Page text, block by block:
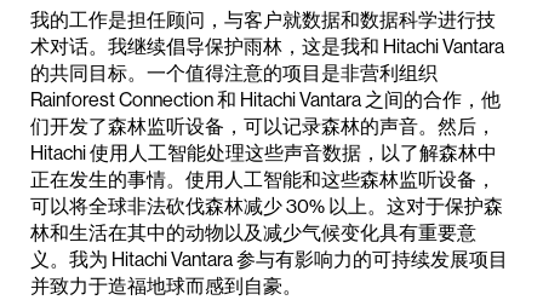
我的工作是担任顾问，与客户就数据和数据科学进行技
术对话。我继续倡导保护雨林，这是我和 Hitachi Vantara
的共同目标。一个值得注意的项目是非营利组织
Rainforest Connection 和 Hitachi Vantara 之间的合作，他
们开发了森林监听设备，可以记录森林的声音。然后，
Hitachi 使用人工智能处理这些声音数据，以了解森林中
正在发生的事情。使用人工智能和这些森林监听设备，
可以将全球非法砍伐森林减少 30% 以上。这对于保护森
林和生活在其中的动物以及减少气候变化具有重要意
义。我为 Hitachi Vantara 参与有影响力的可持续发展项目
并致力于造福地球而感到自豪。